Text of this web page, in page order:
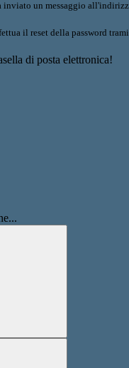
inviato un messaggio
il reset della password
di posta elettronica!